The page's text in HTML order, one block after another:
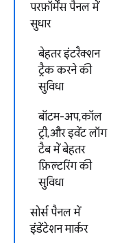
परफ़ॉर्मेंस पैनल में
सुधार
बेहतर इंटरैक्शन
ट्रैक करने की
सुविधा
बॉटम-अप, कॉल
ट्री, और इवेंट लॉग
टैब में बेहतर
फ़िल्टरिंग की
सुविधा
सोर्स पैनल में
इंडेंटेशन मार्कर